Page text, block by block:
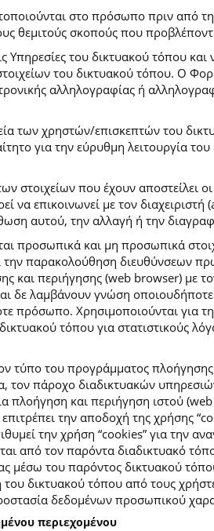
στο πρόσωπο πριν από
θεμιτούς σκοπούς που
του δικτυακού τόπου
του δικτυακού τόπου. Ο
αλληλογραφίας ή
των χρηστών/επισκεπτών του
για την εύρυθμη λειτουργία
στοιχείων που έχουν αποστείλει
επικοινωνεί με τον
αυτού, την αλλαγή ή την
προσωπικά και μη προσωπικά
την παρακολούθηση διευθύνσεων
περιήγησης (web browser) με
δε λαμβάνουν γνώση
πρόσωπο. Χρησιμοποιούνται για
τόπου για στατιστικούς
τύπο του προγράμματος
τον πάροχο διαδικτυακών
και περιήγηση ιστού
επιτρέπει την αποδοχή της
την χρήση “cookies” για την
από τον παρόντα διαδικτυακό
του παρόντος δικτυακού
δικτυακού τόπου από τους
δεδομένων προσωπικού
περιεχομένου